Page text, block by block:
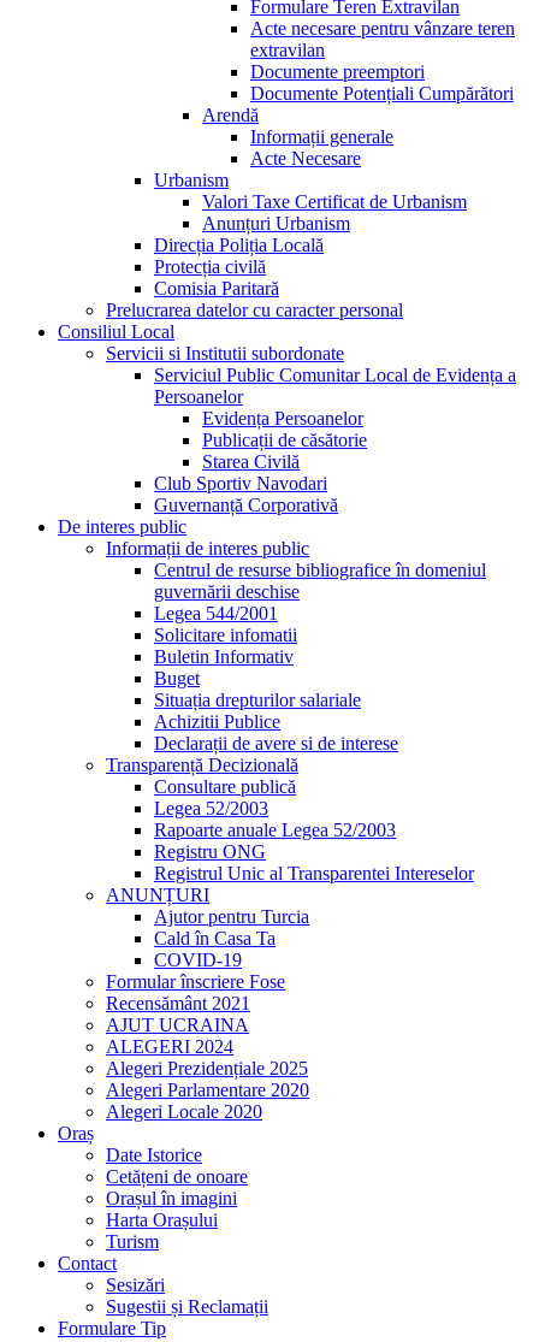
Formulare Teren Extravilan
Acte necesare pentru vânzare teren
extravilan
Documente preemptori
Documente Potențiali Cumpărători
Arendă
Informații generale
Acte Necesare
Urbanism
Valori Taxe Certificat de Urbanism
Anunțuri Urbanism
Direcția Poliția Locală
Protecția civilă
Comisia Paritară
Prelucrarea datelor cu caracter personal
Consiliul Local
Servicii si Institutii subordonate
Serviciul Public Comunitar Local de Evidența a
Persoanelor
Evidența Persoanelor
Publicații de căsătorie
Starea Civilă
Club Sportiv Navodari
Guvernanță Corporativă
De interes public
Informații de interes public
Centrul de resurse bibliografice în domeniul
guvernării deschise
Legea 544/2001
Solicitare infomatii
Buletin Informativ
Buget
Situația drepturilor salariale
Achizitii Publice
Declarații de avere si de interese
Transparență Decizională
Consultare publică
Legea 52/2003
Rapoarte anuale Legea 52/2003
Registru ONG
Registrul Unic al Transparentei Intereselor
ANUNȚURI
Ajutor pentru Turcia
Cald în Casa Ta
COVID-19
Formular înscriere Fose
Recensământ 2021
AJUT UCRAINA
ALEGERI 2024
Alegeri Prezidențiale 2025
Alegeri Parlamentare 2020
Alegeri Locale 2020
Oraș
Date Istorice
Cetățeni de onoare
Orașul în imagini
Harta Orașului
Turism
Contact
Sesizări
Sugestii și Reclamații
Formulare Tip